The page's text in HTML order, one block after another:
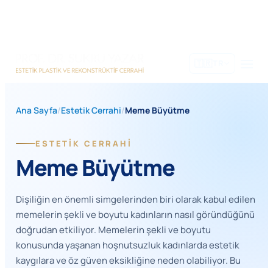
Ana Sayfa/Estetik Cerrahi/Meme Büyütme
ESTETIK CERRAHI
Meme Büyütme
Dişiliğin en önemli simgelerinden biri olarak kabul edilen
memelerin şekli ve boyutu kadınların nasıl göründüğünü
doğrudan etkiliyor. Memelerin şekli ve boyutu
konusunda yaşanan hoşnutsuzluk kadınlarda estetik
kaygılara ve öz güven eksikliğine neden olabiliyor. Bu